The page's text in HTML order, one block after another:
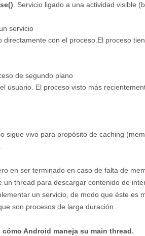
. Servicio ligado a una actividad visible
servicio
con el proceso.El proceso
de segundo plano
usuario. El proceso visto más
sigue vivo para propósito de caching
en ser terminado en caso de falta de
un thread para descargar contenido de
un servicio, de modo que éste es
son procesos de larga duración.
cómo Android maneja su main thread.